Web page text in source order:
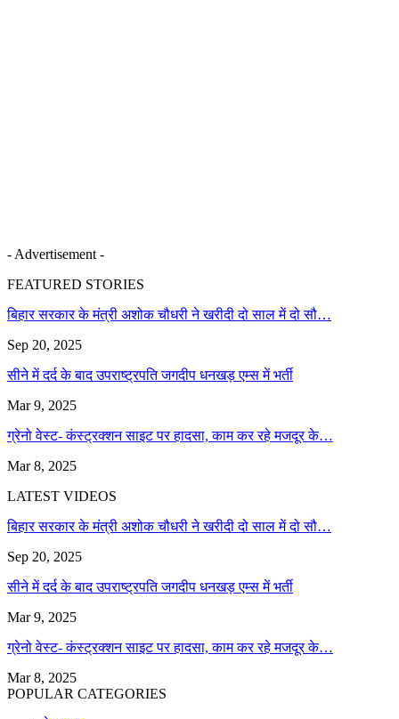
- Advertisement -
FEATURED STORIES
बिहार सरकार के मंत्री अशोक चौधरी ने खरीदी दो साल में दो सौ…
Sep 20, 2025
सीने में दर्द के बाद उपराष्ट्रपति जगदीप धनखड़ एम्स में भर्ती
Mar 9, 2025
ग्रेनो वेस्ट- कंस्ट्रक्शन साइट पर हादसा, काम कर रहे मजदूर के…
Mar 8, 2025
LATEST VIDEOS
बिहार सरकार के मंत्री अशोक चौधरी ने खरीदी दो साल में दो सौ…
Sep 20, 2025
सीने में दर्द के बाद उपराष्ट्रपति जगदीप धनखड़ एम्स में भर्ती
Mar 9, 2025
ग्रेनो वेस्ट- कंस्ट्रक्शन साइट पर हादसा, काम कर रहे मजदूर के…
Mar 8, 2025
POPULAR CATEGORIES